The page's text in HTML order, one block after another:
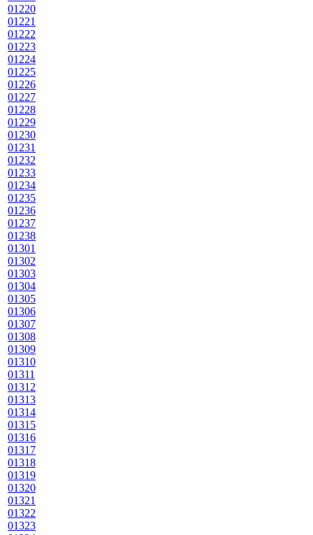
01220
01221
01222
01223
01224
01225
01226
01227
01228
01229
01230
01231
01232
01233
01234
01235
01236
01237
01238
01301
01302
01303
01304
01305
01306
01307
01308
01309
01310
01311
01312
01313
01314
01315
01316
01317
01318
01319
01320
01321
01322
01323